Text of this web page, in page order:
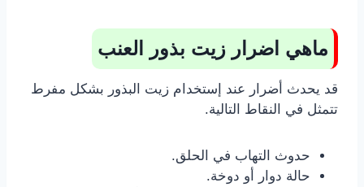
ماهي اضرار زيت بذور العنب
قد يحدث أضرار عند إستخدام زيت البذور بشكل مفرط
تتمثل في النقاط التالية.
حدوث التهاب في الحلق.
حالة دوار أو دوخة.